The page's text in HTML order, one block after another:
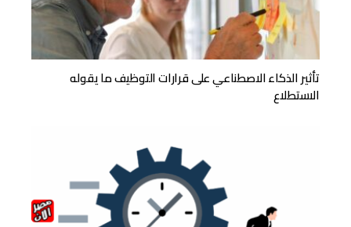
تأثير الذكاء الاصطناعي على قرارات التوظيف ما يقوله
الاستطلاع